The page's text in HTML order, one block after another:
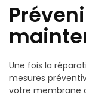
Une fois la
mesures
votre membrane